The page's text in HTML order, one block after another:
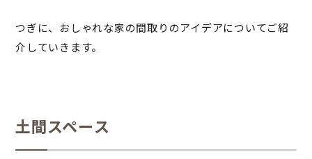
つぎに、おしゃれな家の間取りのアイデアについてご紹
介していきます。
土間スペース